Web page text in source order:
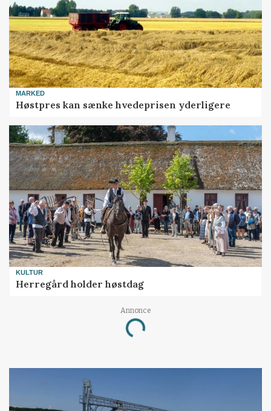
MARKED
Høstpres kan sænke hvedeprisen yderligere
KULTUR
Herregård holder høstdag
Annonce
Loading...